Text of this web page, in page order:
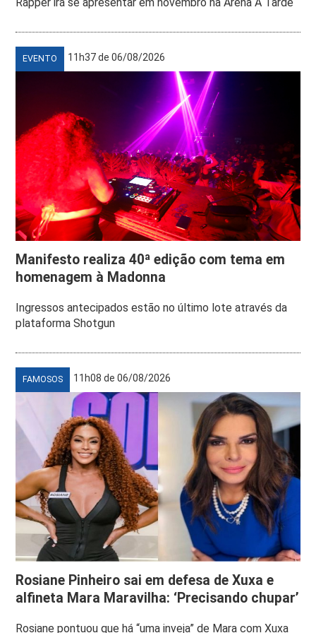
EVENTO 11h37 de 06/08/2026
Manifesto realiza 40ª edição com tema em
homenagem à Madonna
Ingressos antecipados estão no último lote através da
plataforma Shotgun
FAMOSOS 11h08 de 06/08/2026
Rosiane Pinheiro sai em defesa de Xuxa e
alfineta Mara Maravilha: ‘Precisando chupar’
Rosiane pontuou que há “uma inveja” de Mara com Xuxa